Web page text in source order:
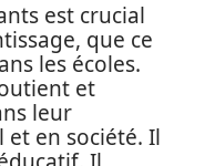
est crucial
que ce
les écoles.
et
leur
en société. Il